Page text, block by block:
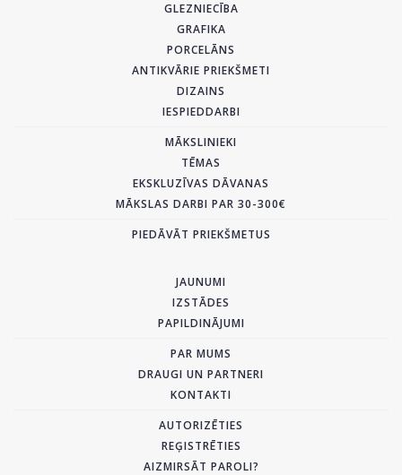
GLEZNIECĪBA
GRAFIKA
PORCELĀNS
ANTIKVĀRIE PRIEKŠMETI
DIZAINS
IESPIEDDARBI
MĀKSLINIEKI
TĒMAS
EKSKLUZĪVAS DĀVANAS
MĀKSLAS DARBI PAR 30-300€
PIEDĀVĀT PRIEKŠMETUS
JAUNUMI
IZSTĀDES
PAPILDINĀJUMI
PAR MUMS
DRAUGI UN PARTNERI
KONTAKTI
AUTORIZĒTIES
REĢISTRĒTIES
AIZMIRSĀT PAROLI?